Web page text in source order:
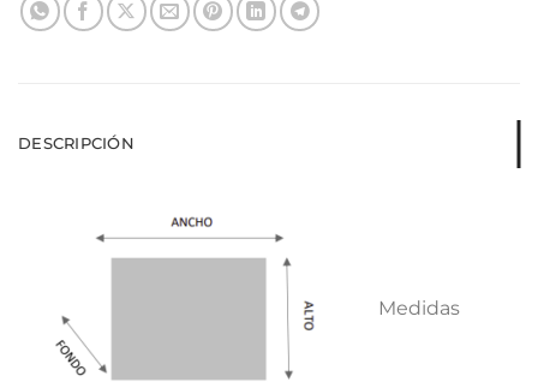
DESCRIPCIÓN
Medidas